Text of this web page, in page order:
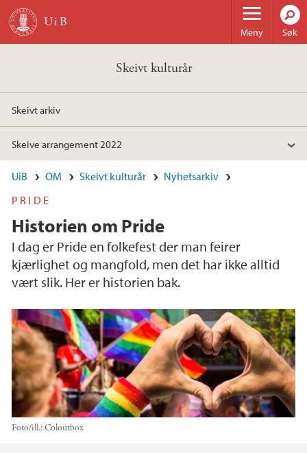
Hopp til hovedinnhold
Meny Søk
Skeivt kulturår
Skeivt arkiv
Skeive arrangement 2022
UiB OM Skeivt kulturår
Nyhetsarkiv
PRIDE
Historien om Pride
I dag er Pride en folkefest der man feirer
kjærlighet og mangfold, men det har ikke alltid
vært slik. Her er historien bak.
Foto/ill.:Coloutbox